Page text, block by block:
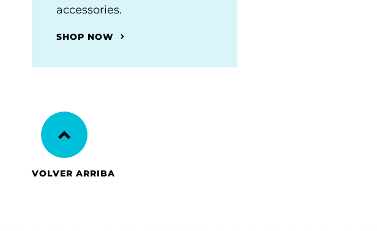
accessories.
SHOP NOW
VOLVER ARRIBA